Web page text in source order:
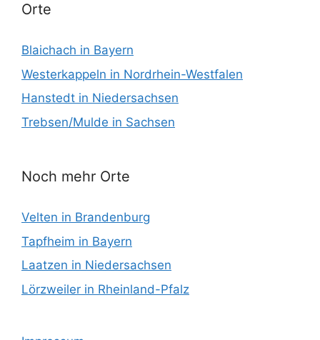
Orte
Blaichach in Bayern
Westerkappeln in Nordrhein-Westfalen
Hanstedt in Niedersachsen
Trebsen/Mulde in Sachsen
Noch mehr Orte
Velten in Brandenburg
Tapfheim in Bayern
Laatzen in Niedersachsen
Lörzweiler in Rheinland-Pfalz